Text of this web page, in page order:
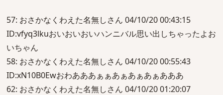
57: おさかなくわえた名無しさん 04/10/20 00:43:15
ID:vfyq3lkuおいおいおいハンニバル思い出しちゃったよお
いちゃん
58: おさかなくわえた名無しさん 04/10/20 00:55:43
ID:xN10B0Ewおわあああぁぁあぁあぁあぁあああ
62: おさかなくわえた名無しさん 04/10/20 01:20:07